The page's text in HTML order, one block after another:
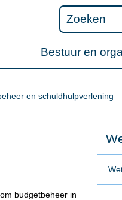
Bestuur en
en schuldhulpverlening
budgetbeheer in